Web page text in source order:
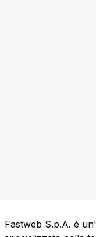
Fastweb S.p.A. è